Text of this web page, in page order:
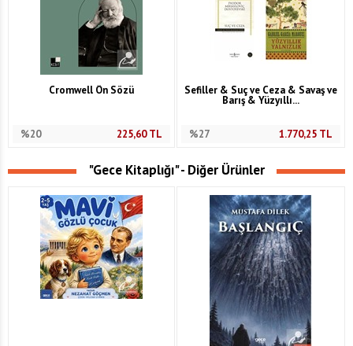
Cromwell Ön Sözü
%20 225,60TL
Sefiller & Suç ve Ceza & Savaş ve
Barış & Yüzyıllı...
%27 1.770,25 TL
"Gece Kitaplığı" - Diğer Ürünler